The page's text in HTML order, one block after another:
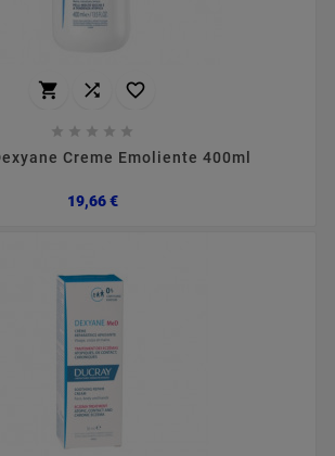
  
    
Creme Emoliente 400ml
19,66 €Preço